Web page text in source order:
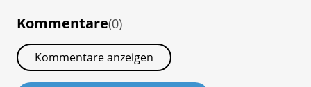
Kommentare(0)
Kommentare anzeigen